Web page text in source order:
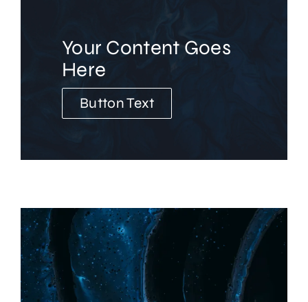
Your Content Goes
Here
Button Text